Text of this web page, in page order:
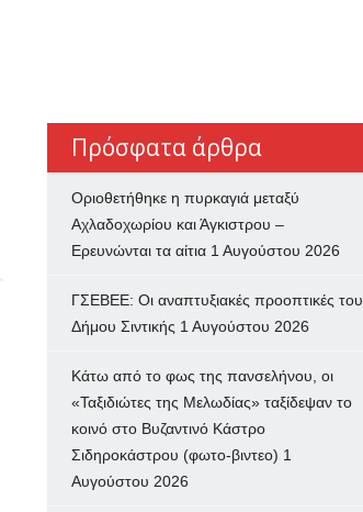
Πρόσφατα άρθρα
Οριοθετήθηκε η πυρκαγιά μεταξύ
Αχλαδοχωρίου και Άγκιστρου –
Ερευνώνται τα αίτια 1 Αυγούστου 2026
ΓΣΕΒΕΕ: Οι αναπτυξιακές προοπτικές του
Δήμου Σιντικής 1 Αυγούστου 2026
Κάτω από το φως της πανσελήνου, οι
«Ταξιδιώτες της Μελωδίας» ταξίδεψαν το
κοινό στο Βυζαντινό Κάστρο
Σιδηροκάστρου (φωτο-βιντεο) 1
Αυγούστου 2026